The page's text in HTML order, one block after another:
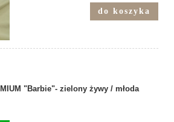
do koszyka
"Barbie"- zielony żywy / młoda